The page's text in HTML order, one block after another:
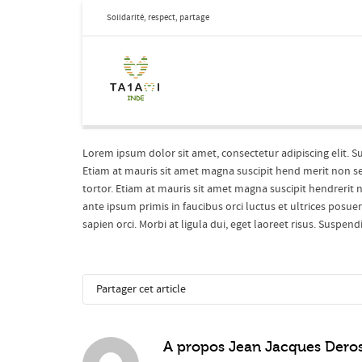
Solidarité, respect, partage
S.E.O. Question One?
Posted byJean Jacques Derosiaux
Lorem ipsum dolor sit amet, consectetur adipiscing elit.
Etiam at mauris sit amet magna suscipit hend merit non
tortor. Etiam at mauris sit amet magna suscipit hendrerit
ante ipsum primis in faucibus orci luctus et ultrices
sapien orci. Morbi at ligula dui, eget laoreet risus.
Partager cet article
A propos Jean Jacques